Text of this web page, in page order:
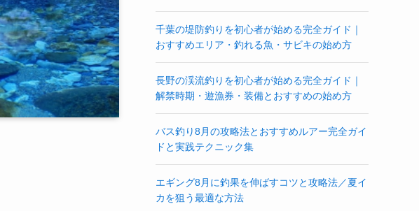
千葉の堤防釣りを初心者が始める完全ガイド｜
おすすめエリア・釣れる魚・サビキの始め方
長野の渓流釣りを初心者が始める完全ガイド｜
解禁時期・遊漁券・装備とおすすめの始め方
バス釣り8月の攻略法とおすすめルアー完全ガイ
ドと実践テクニック集
エギング8月に釣果を伸ばすコツと攻略法／夏イ
カを狙う最適な方法